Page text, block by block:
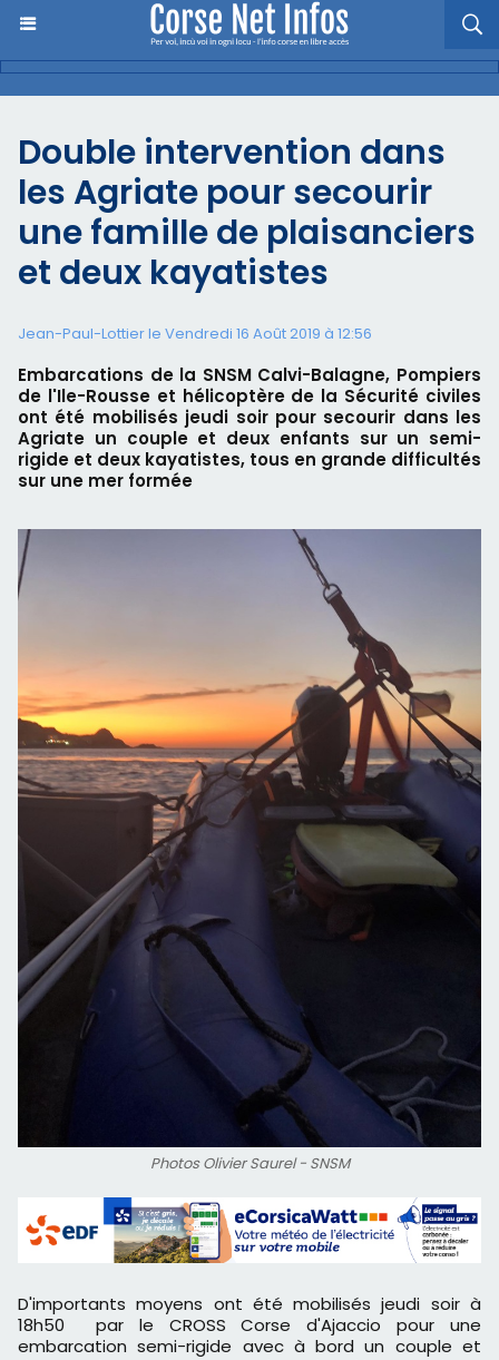
Double intervention dans
les Agriate pour secourir
une famille de plaisanciers
et deux kayatistes
Jean-Paul-Lottier le Vendredi 16 Août 2019 à 12:56
Embarcations de la SNSM Calvi-Balagne, Pompiers
de l'Ile-Rousse et hélicoptère de la Sécurité civiles
ont été mobilisés jeudi soir pour secourir dans les
Agriate un couple et deux enfants sur un semi-
rigide et deux kayatistes, tous en grande difficultés
sur une mer formée
Photos Olivier Saurel - SNSM
D'importants moyens ont été mobilisés jeudi soir à
18h50 par le CROSS Corse d'Ajaccio pour une
embarcation semi-rigide avec à bord un couple et